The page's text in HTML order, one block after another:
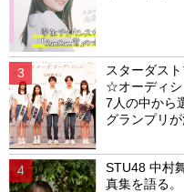
スターダス
☆オーディシ
7人の中から
グランプリが
STU48 中村
真集を語る。